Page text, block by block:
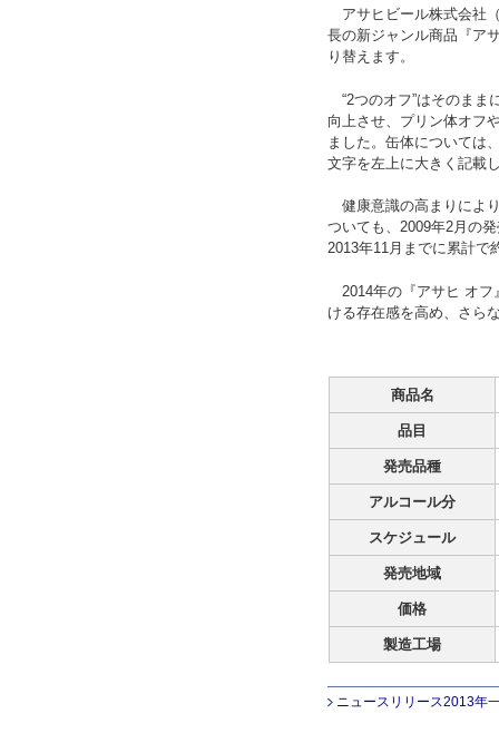
アサヒビール株式会社
長の新ジャンル商品『ア
り替えます。
“2つのオフ”はそのまま
向上させ、プリン体オフ
ました。缶体については
文字を左上に大きく記載
健康意識の高まりによ
ついても、2009年2月の
2013年11月までに累計で
2014年の『アサヒ オフ
ける存在感を高め、さら
商品名
品目
発売品種
アルコール分
スケジュール
発売地域
価格
製造工場
ニュースリリース2013年